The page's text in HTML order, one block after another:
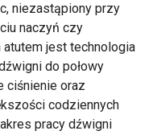
niezastąpiony przy
naczyń czy
atutem jest technologia
do połowy
ciśnienie oraz
codziennych
pracy dźwigni